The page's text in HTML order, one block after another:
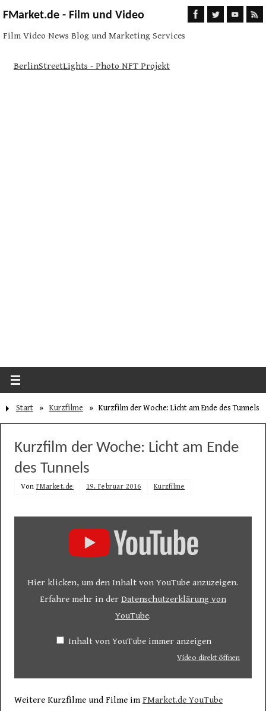
FMarket.de - Film und Video
Film Video News Blog und Marketing Services
BerlinStreetLights - Photo NFT Projekt
Start » Kurzfilme » Kurzfilm der Woche: Licht am Ende des Tunnels
Kurzfilm der Woche: Licht am Ende
des Tunnels
Von FMarket.de 19. Februar 2016 Kurzfilme
Hier klicken, um den Inhalt von YouTube anzuzeigen.
Erfahre mehr in der Datenschutzerklärung von
YouTube.
Inhalt von YouTube immer anzeigen
Video direkt öffnen
Weitere Kurzfilme und Filme im FMarket.de YouTube